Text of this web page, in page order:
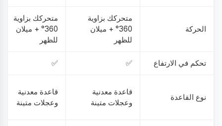
الحركة
متحركك بزاوية
360° + ميلان
للظهر
متحركك بزاوية
360° + ميلان
للظهر
تحكم في الارتفاع ✅
✅
نوع القاعدة
قاعدة معدنية
وعجلات متينة
قاعدة معدنية
وعجلات متينة